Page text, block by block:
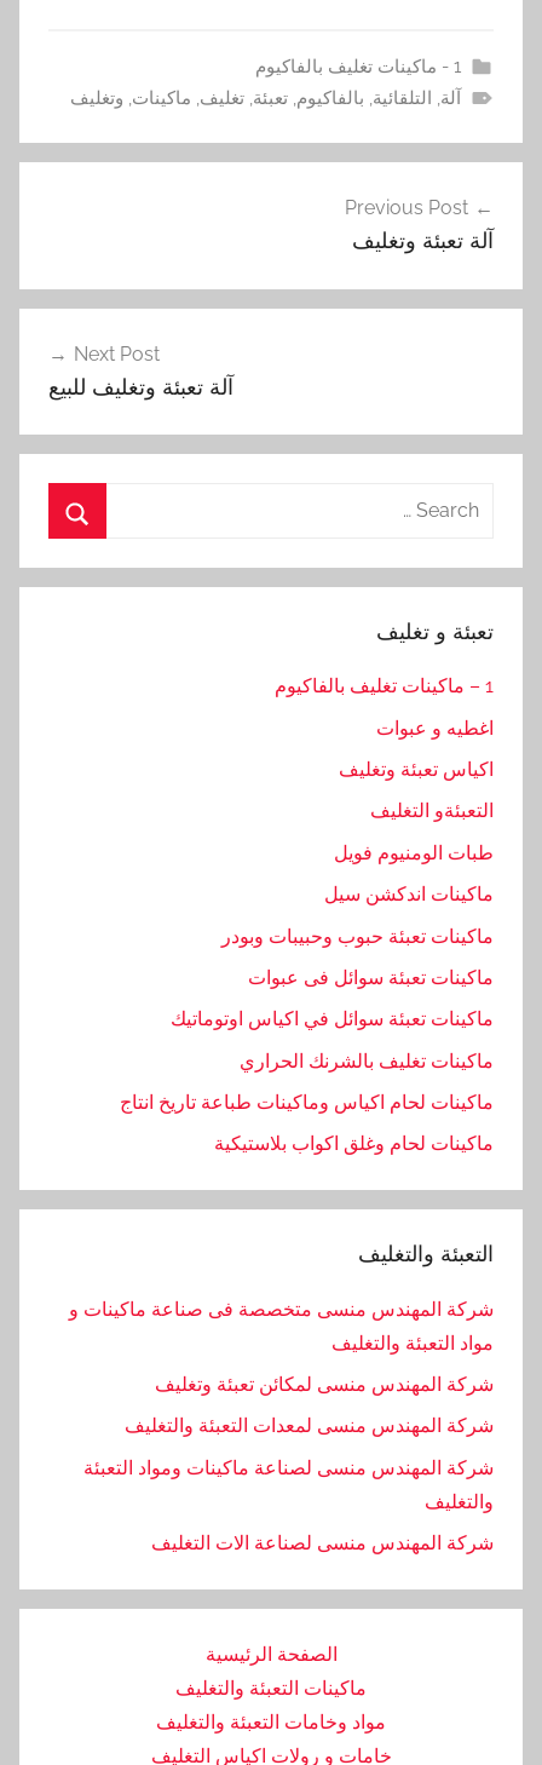
1 - ماكينات تغليف بالفاكيوم
آلة, التلقائية, بالفاكيوم,تعبئة,تغليف, ماكينات, وتغليف
المقالات
Previous Post
آلة تعبئة وتغليف
Next Post
آلة تعبئة وتغليف للبيع
Search
تعبئة و تغليف
1 – ماكينات تغليف بالفاكيوم
اغطيه و عبوات
اكياس تعبئة وتغليف
التعبئةو التغليف
طبات الومنيوم فويل
ماكينات اندكشن سيل
ماكينات تعبئة حبوب وحبيبات وبودر
ماكينات تعبئة سوائل فى عبوات
ماكينات تعبئة سوائل في اكياس اوتوماتيك
ماكينات تغليف بالشرنك الحراري
ماكينات لحام اكياس وماكينات طباعة تاريخ انتاج
ماكينات لحام وغلق اكواب بلاستيكية
التعبئة والتغليف
شركة المهندس منسى متخصصة فى صناعة ماكينات و
مواد التعبئة والتغليف
شركة المهندس منسى لمكائن تعبئة وتغليف
شركة المهندس منسى لمعدات التعبئة والتغليف
شركة المهندس منسى لصناعة ماكينات ومواد التعبئة
والتغليف
‏شركة المهندس منسى لصناعة الات التغليف
الصفحة الرئيسية
ماكينات التعبئة والتغليف
مواد وخامات التعبئة والتغليف
خامات و رولات اكياس التغليف